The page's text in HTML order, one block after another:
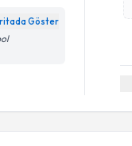
Göster